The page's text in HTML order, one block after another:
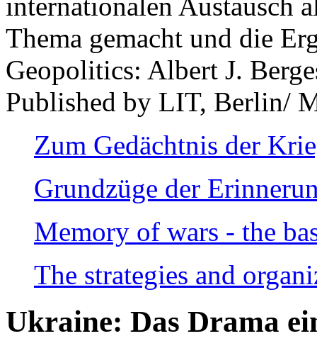
Thema gemacht und die
Geopolitics: Albert J.
Published by LIT, Berlin/
Zum Gedächtnis der
Grundzüge der
Memory of wars - the
The strategies and
Ukraine: Das Drama